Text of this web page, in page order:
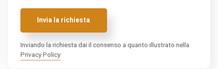
Invia la richiesta
Inviando la richiesta dai il consenso a quanto illustrato nella
Privacy Policy